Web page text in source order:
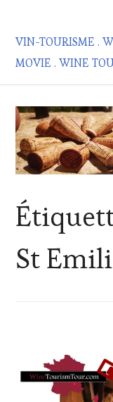
contenu
principal
VIN-TOURISME .
MOVIE . WINE
St
WINE
TASTING